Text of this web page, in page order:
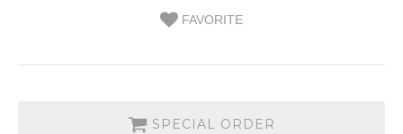
FAVORITE
SPECIAL ORDER